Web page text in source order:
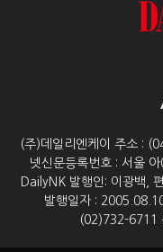
(주)데일리엔케이 주소 :
넷신문등록번호 : 서울
DailyNK 발행인: 이광백,
발행일자 :
(02)732-6711